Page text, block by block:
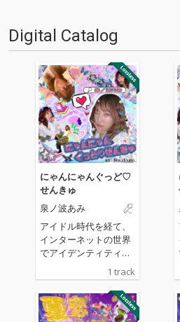
Digital Catalog
にゃんにゃんぐっど♡
せんきゅ
泉ノ波あみ
アイドル時代を経て、
インターネットの世界
でアイデンティティを
送りする完全無敵最強
イマ風ユーロビート
1 track